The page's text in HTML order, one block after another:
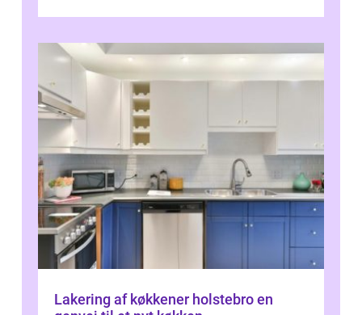
Lakering af køkkener holstebro en